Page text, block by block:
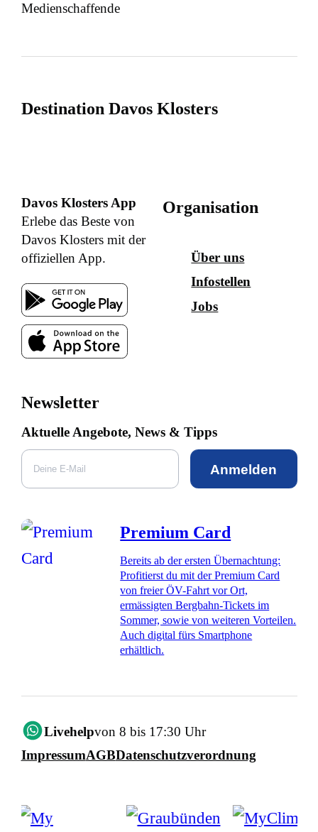
Medienschaffende
Destination Davos Klosters
Davos Klosters App
Erlebe das Beste von
Davos Klosters mit der
offiziellen App.
Organisation
Über uns
Infostellen
Jobs
Newsletter
Aktuelle Angebote, News & Tipps
Anmelden
Premium Card
Bereits ab der ersten Übernachtung:
Profitierst du mit der Premium Card
von freier ÖV-Fahrt vor Ort,
ermässigten Bergbahn-Tickets im
Sommer, sowie von weiteren Vorteilen.
Auch digital fürs Smartphone
erhältlich.
Livehelpvon 8 bis 17:30 Uhr
ImpressumAGBDatenschutzverordnung